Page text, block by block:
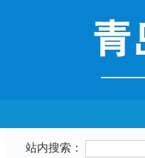
站内搜索：